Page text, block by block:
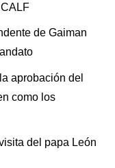
de Gaiman
aprobación del
como los
del papa León